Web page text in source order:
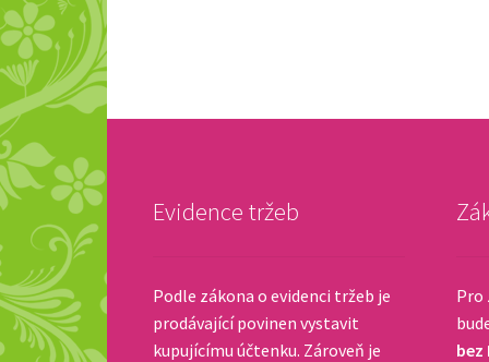
Evidence tržeb
Podle zákona o evidenci tržeb je
prodávající povinen vystavit
kupujícímu účtenku. Zároveň je
Pro
bez